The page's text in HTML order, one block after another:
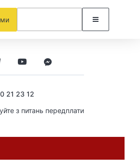
21 23 12
з питань передплати